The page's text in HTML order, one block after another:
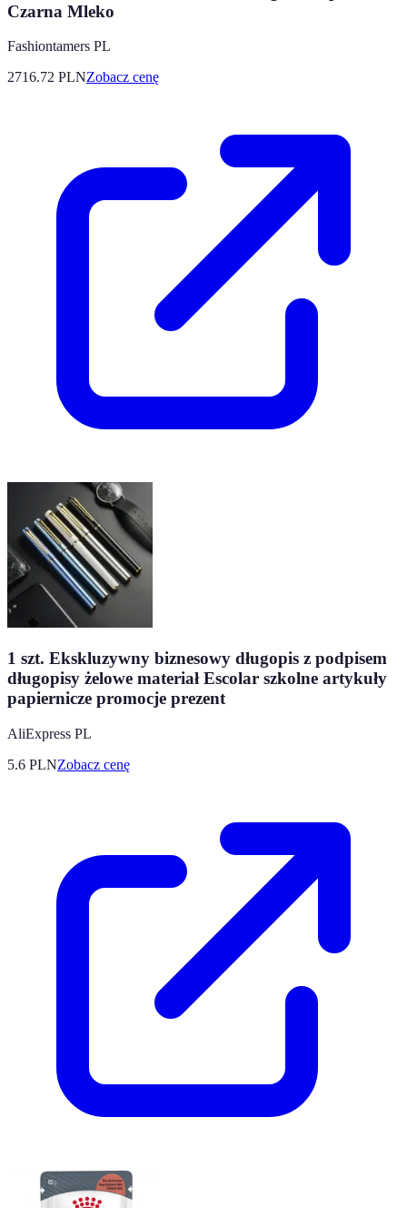
Czarna Mleko
Fashiontamers PL
2716.72 PLNZobacz cenę
1 szt. Ekskluzywny biznesowy długopis z podpisem
długopisy żelowe materiał Escolar szkolne artykuły
papiernicze promocje prezent
AliExpress PL
5.6 PLNZobacz cenę